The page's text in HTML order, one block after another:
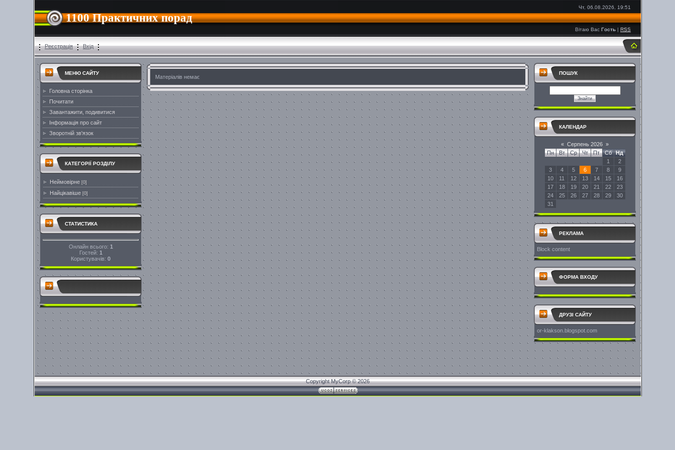
1100 Практичних порад
Чт, 06.08.2026, 19:51
Вітаю Вас Гость|RSS
Реєстрація Вхід
МЕНЮ САЙТУ
Головна сторінка
Почитати
Завантажити, подивитися
Інформація про сайт
Зворотній зв'язок
КАТЕГОРІЇ РОЗДІЛУ
Неймовірне [0]
Найцікавіше [0]
СТАТИСТИКА
Онлайн всього: 1
Гостей: 1
Користувачів: 0
Матеріалів немає
ПОШУК
КАЛЕНДАР
« Серпень 2026 »
Пн
Вт Ср Чт Пт Сб
Нд
1
2
3
4 5 6 7 8
9
10
11 12 13 14 15
16
17
18 19 20 21 22
23
24
25 26 27 28 29
30
31
РЕКЛАМА
Block content
ФОРМА ВХОДУ
ДРУЗІ САЙТУ
or-klakson.blogspot.com
Copyright MyCorp © 2026